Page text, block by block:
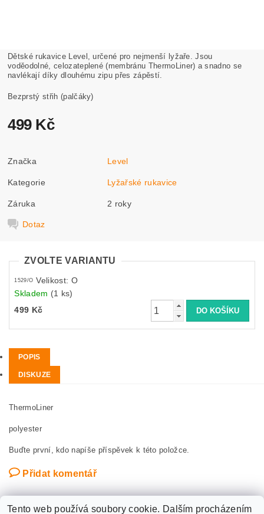
Dětské rukavice Level, určené pro nejmenší lyžaře. Jsou
voděodolné, celozateplené (membránu ThermoLiner) a snadno se
navlékají díky dlouhému zipu přes zápěstí.
Bezprstý střih (palčáky)
499 Kč
Značka Level
Kategorie Lyžařské rukavice
Záruka 2 roky
Dotaz
ZVOLTE VARIANTU
1529/O Velikost: O
Skladem (1 ks)
499 Kč
POPIS
DISKUZE
ThermoLiner
polyester
Buďte první, kdo napíše příspěvek k této položce.
Přidat komentář
Tento web používá soubory cookie. Dalším procházením